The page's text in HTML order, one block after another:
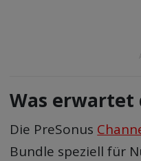
Was erwartet
Die PreSonus
Bundle speziell für